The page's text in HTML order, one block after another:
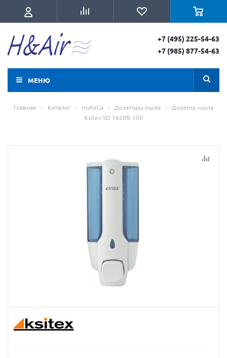
+7 (495) 225-54-63
+7 (985) 877-54-63
МЕНЮ
Главная - Каталог - HoReCa - Дозаторы мыла -
Дозатор мыла
Ksitex SD 1628В-300